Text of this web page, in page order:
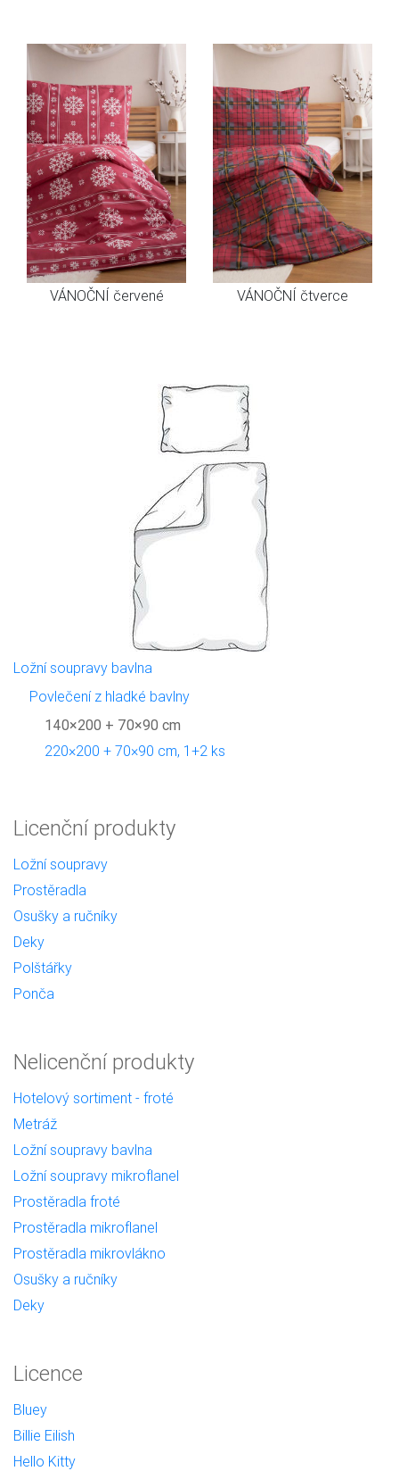
VÁNOČNÍ červené VÁNOČNÍ čtverce
Ložní soupravy bavlna
Povlečení z hladké bavlny
140×200 + 70×90 cm
220×200 + 70×90 cm, 1+2 ks
Licenční produkty
Ložní soupravy
Prostěradla
Osušky a ručníky
Deky
Polštářky
Ponča
Nelicenční produkty
Hotelový sortiment - froté
Metráž
Ložní soupravy bavlna
Ložní soupravy mikroflanel
Prostěradla froté
Prostěradla mikroflanel
Prostěradla mikrovlákno
Osušky a ručníky
Deky
Licence
Bluey
Billie Eilish
Hello Kitty